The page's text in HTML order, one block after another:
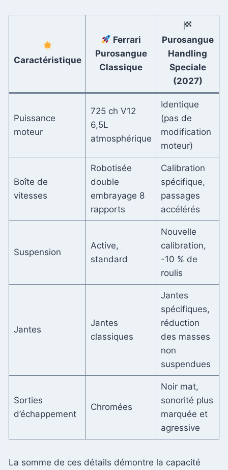
Caractéristique
Ferrari
Purosangue
Classique
Purosangue
Handling
Speciale
(2027)
Puissance
moteur
725 ch V12
6,5L
atmosphérique
Identique
(pas de
modification
moteur)
Boîte de
vitesses
Robotisée
double
embrayage 8
rapports
Calibration
spécifique,
passages
accélérés
Suspension
Active,
standard
Nouvelle
calibration,
-10 % de
roulis
Jantes
Jantes
classiques
Jantes
spécifiques,
réduction
des masses
non
suspendues
Sorties
d’échappement
Chromées
Noir mat,
sonorité plus
marquée et
agressive
La somme de ces détails démontre la capacité